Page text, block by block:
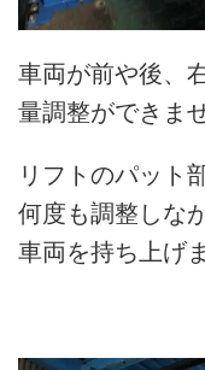
車両が前や後、
量調整ができま
リフトのパット
何度も調整しな
車両を持ち上げ